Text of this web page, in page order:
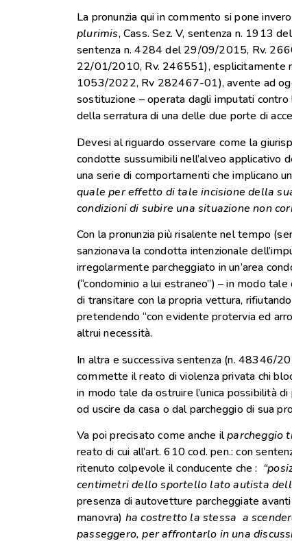
La pronunzia qui in commento si pone
plurimis, Cass. Sez. V, sentenza n. 1913
sentenza n. 4284 del 29/09/2015, Rv.
22/01/2010, Rv. 246551), esplicitamente
1053/2022, Rv 282467-01), avente ad
sostituzione – operata dagli imputati
della serratura di una delle due porte di
Devesi al riguardo osservare come la
condotte sussumibili nell’alveo applicativo
una serie di comportamenti che implicano
quale per effetto di tale incisione della
condizioni di subire una situazione non
Con la pronunzia più risalente nel tempo
sanzionava la condotta intenzionale
irregolarmente parcheggiato in un’area
(“condominio a lui estraneo”) – in modo
di transitare con la propria vettura,
pretendendo “con evidente protervia ed
altrui necessità.
In altra e successiva sentenza (n. 48346/
commette il reato di violenza privata chi
in modo tale da ostruire l’unica possibilità di
od uscire da casa o dal parcheggio di sua
Va poi precisato come anche ilparcheggio
reato di cui all’art. 610 cod. pen.: con
ritenuto colpevole il conducente che :
centimetri dello sportello lato autista
presenza di autovetture parcheggiate
manovra) ha costretto la stessa a
passeggero, per affrontarlo in una